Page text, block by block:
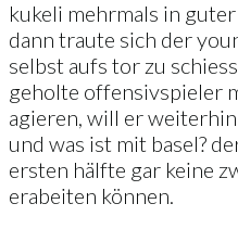
kukeli mehrmals in
dann traute sich der
selbst aufs tor zu
geholte offensivspieler
agieren, will er
und was ist mit basel?
ersten hälfte gar keine
erabeiten können.